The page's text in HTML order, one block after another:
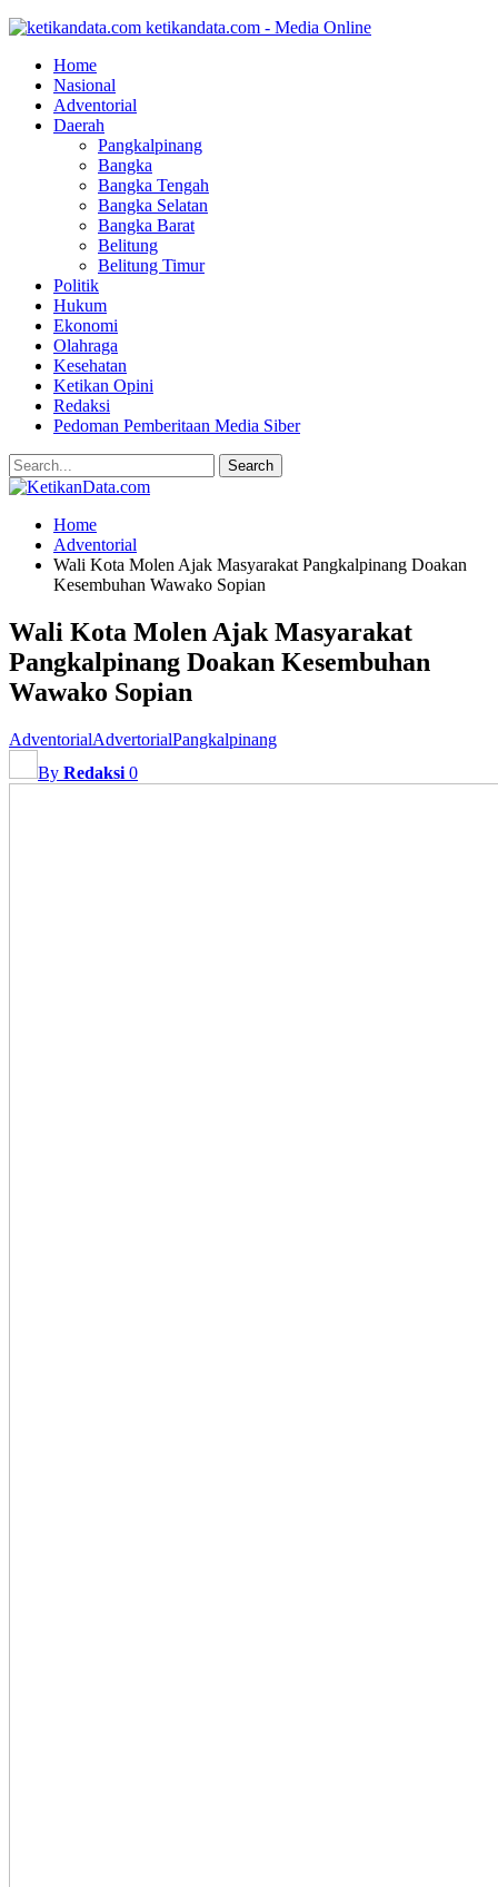
ketikandata.com - Media Online
Home
Nasional
Adventorial
Daerah
Pangkalpinang
Bangka
Bangka Tengah
Bangka Selatan
Bangka Barat
Belitung
Belitung Timur
Politik
Hukum
Ekonomi
Olahraga
Kesehatan
Ketikan Opini
Redaksi
Pedoman Pemberitaan Media Siber
Home
Adventorial
Wali Kota Molen Ajak Masyarakat Pangkalpinang Doakan
Kesembuhan Wawako Sopian
Wali Kota Molen Ajak Masyarakat
Pangkalpinang Doakan Kesembuhan
Wawako Sopian
AdventorialAdvertorialPangkalpinang
By Redaksi 0